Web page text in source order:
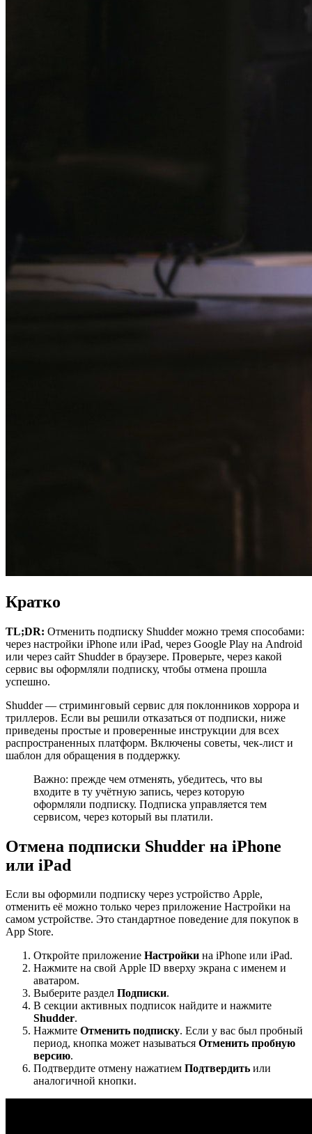
Кратко
TL;DR: Отменить подписку Shudder можно тремя способами:
через настройки iPhone или iPad, через Google Play на Android
или через сайт Shudder в браузере. Проверьте, через какой
сервис вы оформляли подписку, чтобы отмена прошла
успешно.
Shudder — стриминговый сервис для поклонников хоррора и
триллеров. Если вы решили отказаться от подписки, ниже
приведены простые и проверенные инструкции для всех
распространенных платформ. Включены советы, чек-лист и
шаблон для обращения в поддержку.
Важно: прежде чем отменять, убедитесь, что вы
входите в ту учётную запись, через которую
оформляли подписку. Подписка управляется тем
сервисом, через который вы платили.
Отмена подписки Shudder на iPhone
или iPad
Если вы оформили подписку через устройство Apple,
отменить её можно только через приложение Настройки на
самом устройстве. Это стандартное поведение для покупок в
App Store.
Откройте приложение Настройки на iPhone или iPad.
Нажмите на свой Apple ID вверху экрана с именем и
аватаром.
Выберите раздел Подписки.
В секции активных подписок найдите и нажмите
Shudder.
Нажмите Отменить подписку. Если у вас был пробный
период, кнопка может называться Отменить пробную
версию.
Подтвердите отмену нажатием Подтвердить или
аналогичной кнопки.